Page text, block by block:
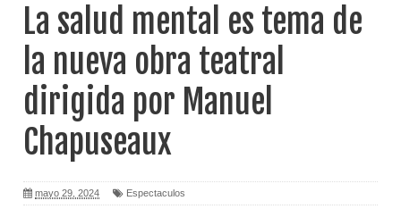
La salud mental es tema de
la nueva obra teatral
dirigida por Manuel
Chapuseaux
mayo 29, 2024 Espectaculos